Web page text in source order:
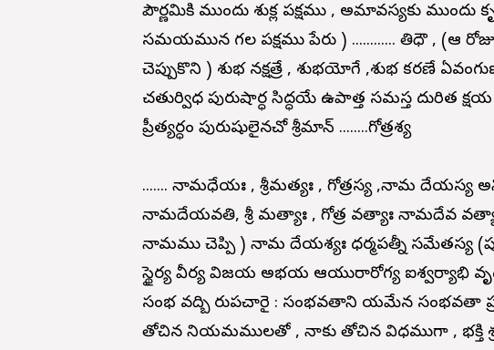
పౌర్ణమికి ముందు శుక్ల పక్షము , అమావస్యకు ముందు
సమయమున గల పక్షము పేరు ) ............ తిధౌ , (ఆ
చెప్పుకొని ) శుభ నక్షత్రే , శుభయోగే ,శుభ కరణే
చతుర్విధ పురుషార్ధ సిద్ధయే ఉపాత్త సమస్త దురిత
ప్రీత్యర్ధం పురుషులైనచో శ్రీమాన్ ........గోత్రశ్య
....... నామధేయః , శ్రీమత్యః , గోత్రస్య ,నామ దేయస్య
నామదేయవతి, శ్రీ మత్యాః , గోత్ర వత్యాః నామదేవ
నామము చెప్పి ) నామ దేయశ్యః ధర్మపత్నీ సమేతస్య
స్థైర్య వీర్య విజయ అభయ ఆయురారోగ్య ఐశ్వర్యాభి
సంభ వద్బి రుపచారై : సంభవతాని యమేన సంభవతా
తోచిన నియమములతో , నాకు తోచిన విధముగా , భక్తి